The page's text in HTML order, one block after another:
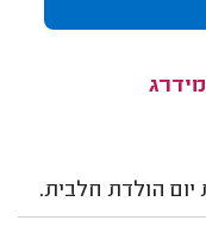
יום הולדת חלבית.